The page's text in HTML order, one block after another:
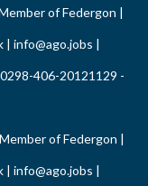
of Federgon |
| info@ago.jobs |
406-20121129 -
of Federgon |
| info@ago.jobs |